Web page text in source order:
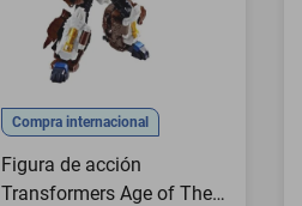
Compra internacional
Figura de acción
Transformers Age of The